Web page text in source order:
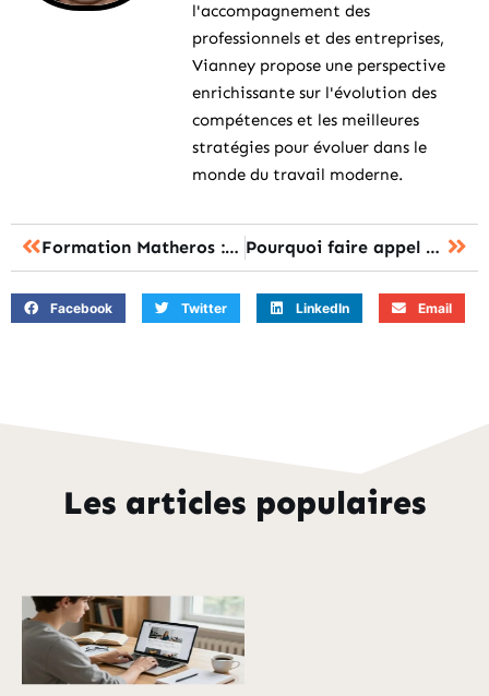
l'accompagnement des
professionnels et des entreprises,
Vianney propose une perspective
enrichissante sur l'évolution des
compétences et les meilleures
stratégies pour évoluer dans le
monde du travail moderne.
Formation Matheros : La Solution pour Surpasser vos Difficultés en Maths Pourquoi faire appel à un couvreur zingueur ?
Facebook Twitter LinkedIn Email
Les articles populaires